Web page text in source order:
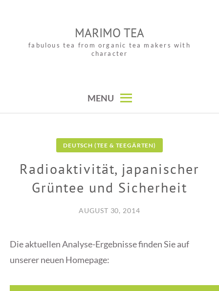
MARIMO TEA
fabulous tea from organic tea makers with
character
MENU
DEUTSCH (TEE & TEEGÄRTEN)
Radioaktivität, japanischer
Grüntee und Sicherheit
AUGUST 30, 2014
Die aktuellen Analyse-Ergebnisse finden Sie auf
unserer neuen Homepage: